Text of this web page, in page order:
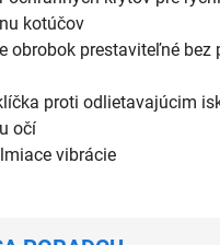
kotúčov
obrobok prestaviteľné bez
proti odlietavajúcim
očí
vibrácie